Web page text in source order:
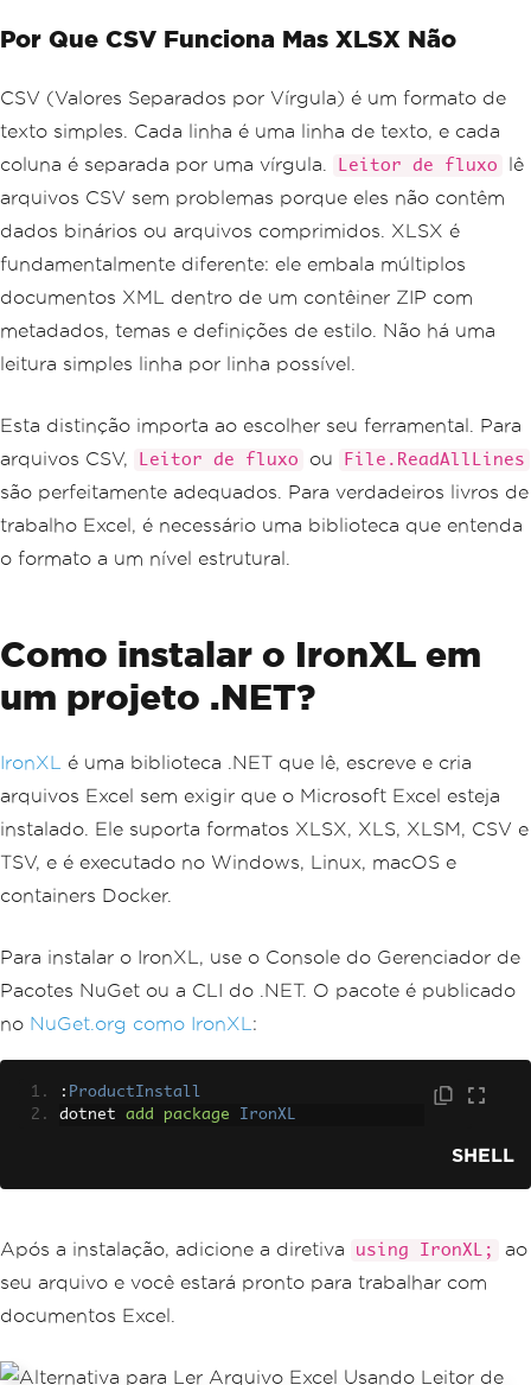
Por Que CSV Funciona Mas XLSX Não
CSV (Valores Separados por Vírgula) é um formato de
texto simples. Cada linha é uma linha de texto, e cada
coluna é separada por uma vírgula.
Leitor de fluxo
lê
arquivos CSV sem problemas porque eles não contêm
dados binários ou arquivos comprimidos. XLSX é
fundamentalmente diferente: ele embala múltiplos
documentos XML dentro de um contêiner ZIP com
metadados, temas e definições de estilo. Não há uma
leitura simples linha por linha possível.
Esta distinção importa ao escolher seu ferramental. Para
arquivos CSV,
Leitor de fluxo ou File.ReadAllLines
são perfeitamente adequados. Para verdadeiros livros de
trabalho Excel, é necessário uma biblioteca que entenda
o formato a um nível estrutural.
Como instalar o IronXL em
um projeto .NET?
IronXL
é uma biblioteca .NET que lê, escreve e cria
arquivos Excel sem exigir que o Microsoft Excel esteja
instalado. Ele suporta formatos XLSX, XLS, XLSM, CSV e
TSV, e é executado no Windows, Linux, macOS e
containers Docker.
Para instalar o IronXL, use o Console do Gerenciador de
Pacotes NuGet ou a CLI do .NET. O pacote é publicado
no NuGet.org como IronXL :
: ProductInstall
dotnet add package IronXL
SHELL
Após a instalação, adicione a diretiva using IronXL;
ao
seu arquivo e você estará pronto para trabalhar com
documentos Excel.